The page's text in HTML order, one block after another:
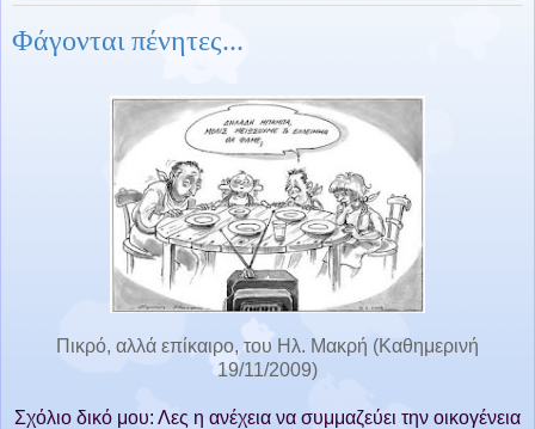
Φάγονται πένητες...
Πικρό, αλλά επίκαιρο, του Ηλ. Μακρή (Καθημερινή
19/11/2009)
Σχόλιο δικό μου: Λες η ανέχεια να συμμαζεύει την οικογένεια